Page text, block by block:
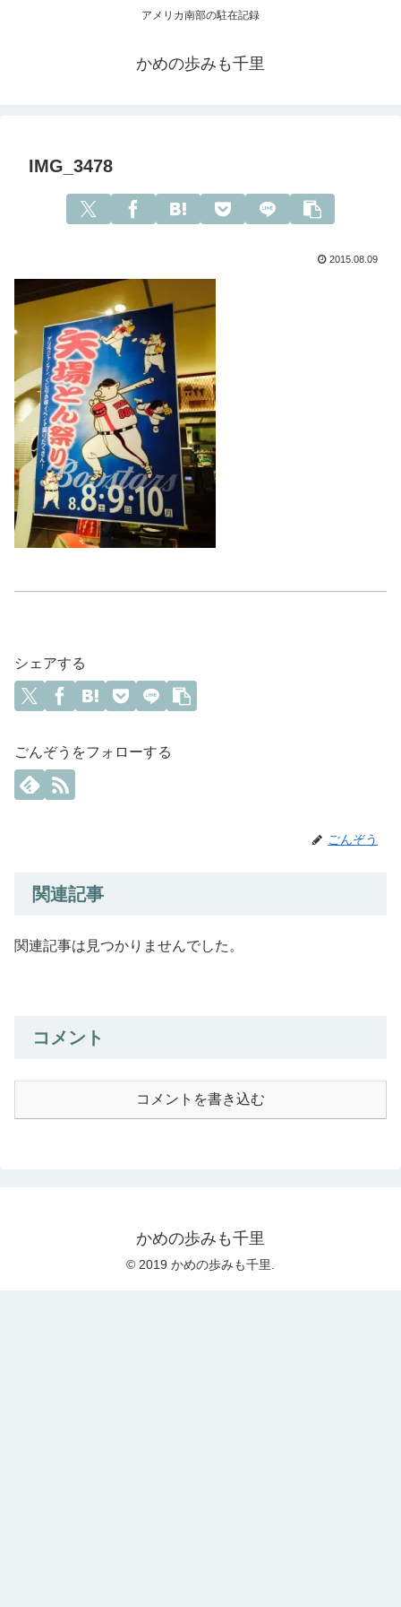
アメリカ南部の駐在記録
かめの歩みも千里
IMG_3478
2015.08.09
シェアする
ごんぞうをフォローする
ごんぞう
関連記事
関連記事は見つかりませんでした。
コメント
コメントを書き込む
かめの歩みも千里
© 2019 かめの歩みも千里.